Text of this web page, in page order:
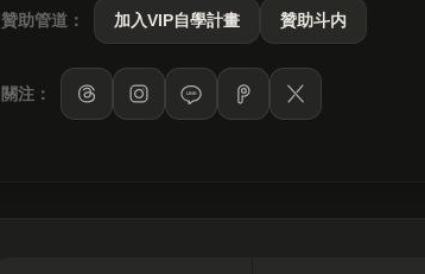
贊助管道： 加入VIP自學計畫 贊助斗内
關注： LINE